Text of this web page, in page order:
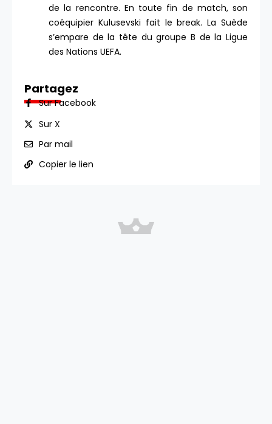
de la rencontre. En toute fin de match, son
coéquipier Kulusevski fait le break. La Suède
s’empare de la tête du groupe B de la Ligue
des Nations UEFA.
Partagez
Sur Facebook
Sur X
Par mail
Copier le lien